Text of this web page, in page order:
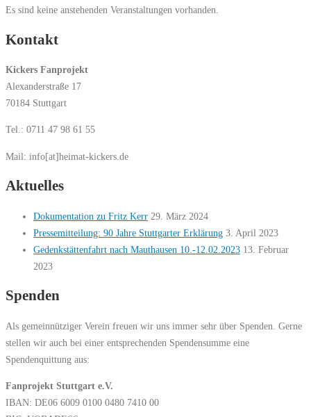
Es sind keine anstehenden Veranstaltungen vorhanden.
Kontakt
Kickers Fanprojekt
Alexanderstraße 17
70184 Stuttgart
Tel.: 0711 47 98 61 55
Mail: info[at]heimat-kickers.de
Aktuelles
Dokumentation zu Fritz Kerr 29. März 2024
Pressemitteilung: 90 Jahre Stuttgarter Erklärung 3. April 2023
Gedenkstättenfahrt nach Mauthausen 10.-12.02.2023 13. Februar
2023
Spenden
Als gemeinnütziger Verein freuen wir uns immer sehr über Spenden. Gerne
stellen wir auch bei einer entsprechenden Spendensumme eine
Spendenquittung aus:
Fanprojekt Stuttgart e.V.
IBAN: DE06 6009 0100 0480 7410 00